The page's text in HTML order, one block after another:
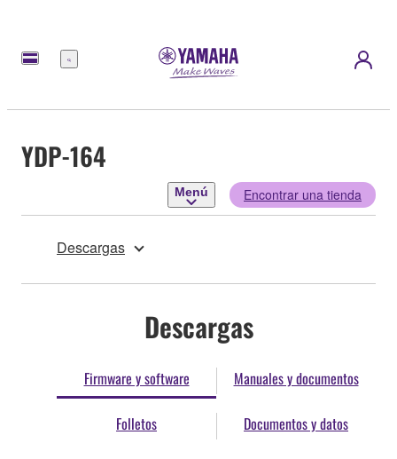
Menú
YDP-164
Menú Encontrar una tienda
Descargas
Descargas
Firmware y software Manuales y documentos
Folletos Documentos y datos